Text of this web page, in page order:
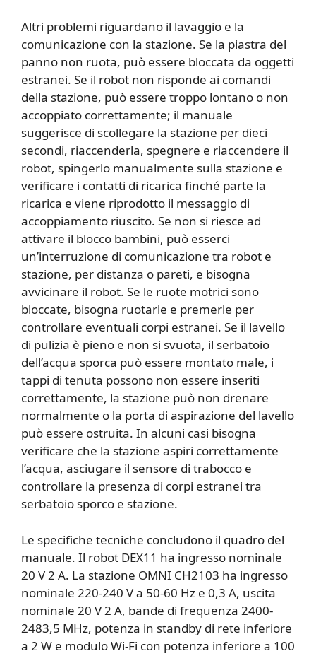
Altri problemi riguardano il lavaggio e la
comunicazione con la stazione. Se la piastra del
panno non ruota, può essere bloccata da oggetti
estranei. Se il robot non risponde ai comandi
della stazione, può essere troppo lontano o non
accoppiato correttamente; il manuale
suggerisce di scollegare la stazione per dieci
secondi, riaccenderla, spegnere e riaccendere il
robot, spingerlo manualmente sulla stazione e
verificare i contatti di ricarica finché parte la
ricarica e viene riprodotto il messaggio di
accoppiamento riuscito. Se non si riesce ad
attivare il blocco bambini, può esserci
un’interruzione di comunicazione tra robot e
stazione, per distanza o pareti, e bisogna
avvicinare il robot. Se le ruote motrici sono
bloccate, bisogna ruotarle e premerle per
controllare eventuali corpi estranei. Se il lavello
di pulizia è pieno e non si svuota, il serbatoio
dell’acqua sporca può essere montato male, i
tappi di tenuta possono non essere inseriti
correttamente, la stazione può non drenare
normalmente o la porta di aspirazione del lavello
può essere ostruita. In alcuni casi bisogna
verificare che la stazione aspiri correttamente
l’acqua, asciugare il sensore di trabocco e
controllare la presenza di corpi estranei tra
serbatoio sporco e stazione.
Le specifiche tecniche concludono il quadro del
manuale. Il robot DEX11 ha ingresso nominale
20 V 2 A. La stazione OMNI CH2103 ha ingresso
nominale 220-240 V a 50-60 Hz e 0,3 A, uscita
nominale 20 V 2 A, bande di frequenza 2400-
2483,5 MHz, potenza in standby di rete inferiore
a 2 W e modulo Wi-Fi con potenza inferiore a 100